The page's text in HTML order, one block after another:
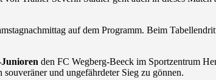
auf dem Programm. Beim
den FC Wegberg-Beeck im Sportzentrum
und ungefährdeter Sieg zu gönnen.